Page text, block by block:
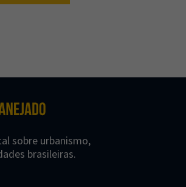
sobre urbanismo,
brasileiras.